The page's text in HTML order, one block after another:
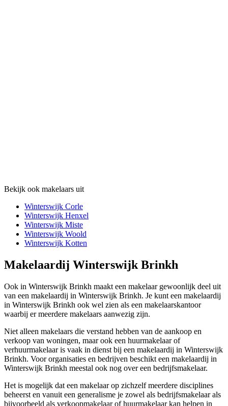
Bekijk ook makelaars uit
Winterswijk Corle
Winterswijk Henxel
Winterswijk Miste
Winterswijk Woold
Winterswijk Kotten
Makelaardij Winterswijk Brinkh
Ook in Winterswijk Brinkh maakt een makelaar gewoonlijk deel uit
van een makelaardij in Winterswijk Brinkh. Je kunt een makelaardij
in Winterswijk Brinkh ook wel zien als een makelaarskantoor
waarbij er meerdere makelaars aanwezig zijn.
Niet alleen makelaars die verstand hebben van de aankoop en
verkoop van woningen, maar ook een huurmakelaar of
verhuurmakelaar is vaak in dienst bij een makelaardij in Winterswijk
Brinkh. Voor organisaties en bedrijven beschikt een makelaardij in
Winterswijk Brinkh meestal ook nog over een bedrijfsmakelaar.
Het is mogelijk dat een makelaar op zichzelf meerdere disciplines
beheerst en vanuit een generalisme je zowel als bedrijfsmakelaar als
bijvoorbeeld als verkoopmakelaar of huurmakelaar kan helpen in